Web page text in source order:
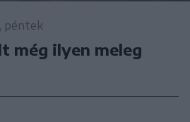
péntek
még ilyen meleg